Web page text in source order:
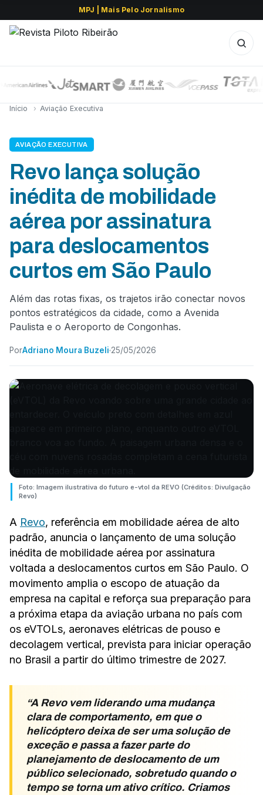
MPJ | Mais Pelo Jornalismo
Início › Aviação Executiva
AVIAÇÃO EXECUTIVA
Revo lança solução
inédita de mobilidade
aérea por assinatura
para deslocamentos
curtos em São Paulo
Além das rotas fixas, os trajetos irão conectar novos
pontos estratégicos da cidade, como a Avenida
Paulista e o Aeroporto de Congonhas.
PorAdriano Moura Buzeli 25/05/2026
Foto: Imagem ilustrativa do futuro e-vtol da REVO (Créditos: Divulgação
Revo)
A Revo, referência em mobilidade aérea de alto
padrão, anuncia o lançamento de uma solução
inédita de mobilidade aérea por assinatura
voltada a deslocamentos curtos em São Paulo. O
movimento amplia o escopo de atuação da
empresa na capital e reforça sua preparação para
a próxima etapa da aviação urbana no país com
os eVTOLs, aeronaves elétricas de pouso e
decolagem vertical, prevista para iniciar operação
no Brasil a partir do último trimestre de 2027.
A Revo vem liderando uma mudança
clara de comportamento, em que o
helicóptero deixa de ser uma solução de
exceção e passa a fazer parte do
planejamento de deslocamento de um
público selecionado, sobretudo quando o
tempo se torna um ativo crítico. Criamos